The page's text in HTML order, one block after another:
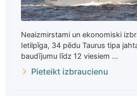
Neaizmirstami un ekonomiski
Ietilpīga, 34 pēdu Taurus tipa
baudījumu līdz 12 viesiem ...
Pieteikt izbraucienu